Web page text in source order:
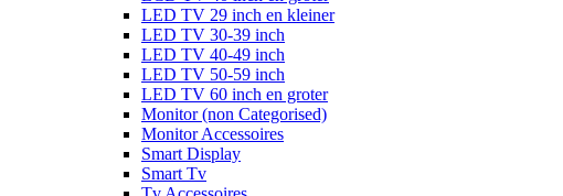
LED TV 29 inch en kleiner
LED TV 30-39 inch
LED TV 40-49 inch
LED TV 50-59 inch
LED TV 60 inch en groter
Monitor (non Categorised)
Monitor Accessoires
Smart Display
Smart Tv